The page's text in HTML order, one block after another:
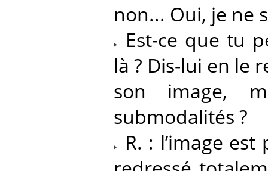
non... Oui, je ne
Est-ce que tu
là ? Dis-lui en le
son image,
submodalités ?
R. : l’image